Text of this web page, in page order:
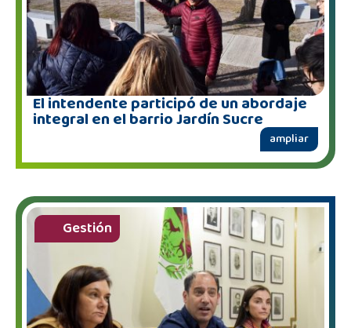
El intendente participó de un abordaje
integral en el barrio Jardín Sucre
ampliar
Gestión